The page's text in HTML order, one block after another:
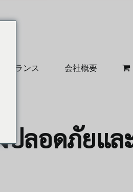
リアランス 会社概要
ปลอดภัยแล